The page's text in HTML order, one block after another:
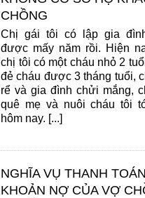
CHỒNG
Chị gái tôi có lập gia
được mấy năm rồi. Hiện
chị tôi có một cháu nhỏ 2
đẻ cháu được 3 tháng tuổi,
rể và gia đình chửi mắng,
quê mẹ và nuôi cháu tôi
hôm nay. [...]
NGHĨA VỤ THANH
KHOẢN NỢ CỦA VỢ